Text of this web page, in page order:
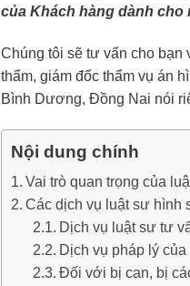
của Khách hàng dành cho
Chúng tôi sẽ tư vấn cho bạn
thẩm, giám đốc thẩm vụ án
Bình Dương, Đồng Nai nói
Nội dung chính
Vai trò quan trọng của
Các dịch vụ luật sư hình
Dịch vụ luật sư tư
Dịch vụ pháp lý
Đối với bị can, bị